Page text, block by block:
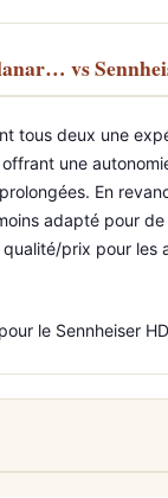
vs
tous deux une
une
En
adapté pour
prix pour
le Sennheiser